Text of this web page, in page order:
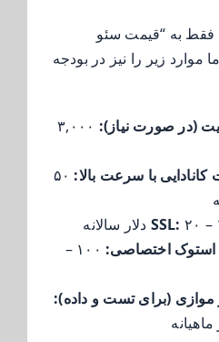
فقط به “قیمت سئو
موارد زیر را نیز در بودجه
(در صورت نیاز): ۳,۰۰۰
با سرعت بالا: ۵۰
سالانه
استوک اختصاصی:
۱۰۰ –
موازی (برای تست و داده):